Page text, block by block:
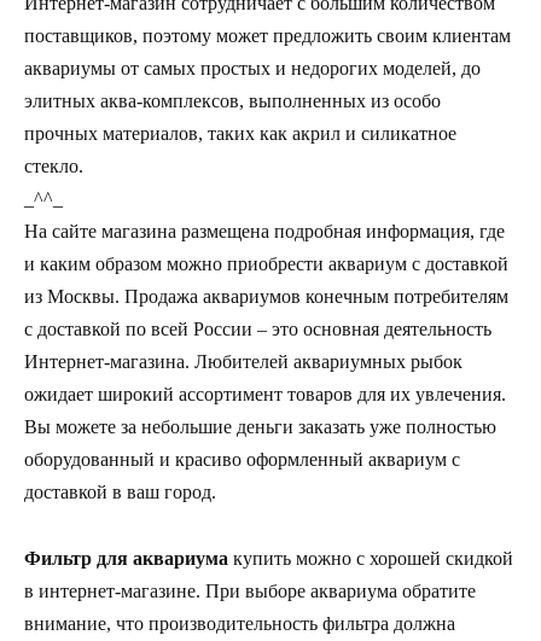
поставщиков, поэтому может предложить своим клиентам
аквариумы от самых простых и недорогих моделей, до
элитных аква-комплексов, выполненных из особо
прочных материалов, таких как акрил и силикатное
стекло.
_^^_
На сайте магазина размещена подробная информация, где
и каким образом можно приобрести аквариум с доставкой
из Москвы. Продажа аквариумов конечным потребителям
с доставкой по всей России – это основная деятельность
Интернет-магазина. Любителей аквариумных рыбок
ожидает широкий ассортимент товаров для их увлечения.
Вы можете за небольшие деньги заказать уже полностью
оборудованный и красиво оформленный аквариум с
доставкой в ваш город.
Фильтр для аквариума купить можно с хорошей скидкой
в интернет-магазине. При выборе аквариума обратите
внимание, что производительность фильтра должна